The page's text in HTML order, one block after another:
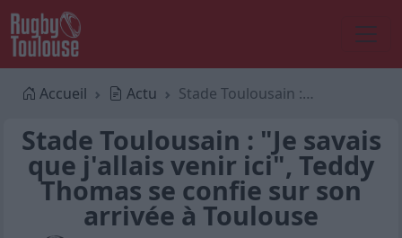
Accueil Actu Stade Toulousain : "Je savais que j'allais venir ici", Teddy Thomas se confie sur son arrivée à Toulouse
Stade Toulousain : "Je savais
que j'allais venir ici", Teddy
Thomas se confie sur son
arrivée à Toulouse